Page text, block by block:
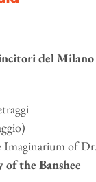
del
Imaginarium of
of the Banshee